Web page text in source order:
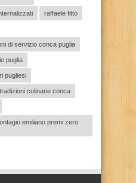
raffaele fitto
di servizio conca puglia
puglia
pugliesi
culinarie conca
emiliano premi zero